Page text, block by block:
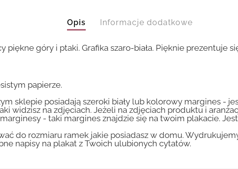
Opis Informacje dodatkowe
piękne góry i ptaki. Grafika szaro-biała. Pięknie prezentuje
papierze.
sklepie posiadają szeroki biały lub kolorowy margines -
widzisz na zdjęciach. Jeżeli na zdjęciach produktu i
- taki margines znajdzie się na twoim plakacie.
do rozmiaru ramek jakie posiadasz w domu.
napisy na plakat z Twoich ulubionych cytatów.